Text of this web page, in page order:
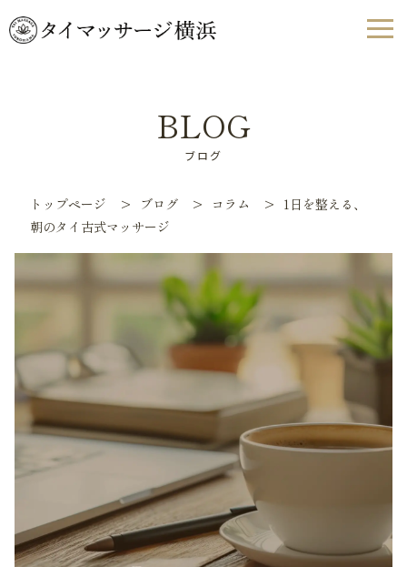
ブログ
BLOG
トップページ > ブログ > コラム > 1日を整える、
朝のタイ古式マッサージ